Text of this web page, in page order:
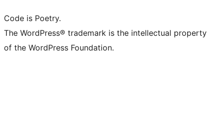
Code is Poetry.
The WordPress® trademark is the intellectual property
of the WordPress Foundation.